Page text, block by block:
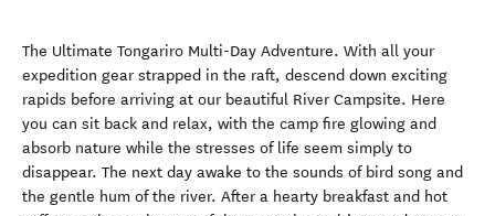
The Ultimate Tongariro Multi-Day Adventure. With all your
expedition gear strapped in the raft, descend down exciting
rapids before arriving at our beautiful River Campsite. Here
you can sit back and relax, with the camp fire glowing and
absorb nature while the stresses of life seem simply to
disappear. The next day awake to the sounds of bird song and
the gentle hum of the river. After a hearty breakfast and hot